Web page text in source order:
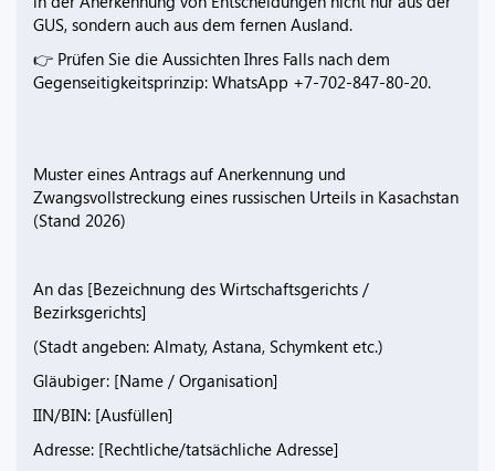
GUS, sondern auch aus dem fernen Ausland.
👉 Prüfen Sie die Aussichten Ihres Falls nach dem
Gegenseitigkeitsprinzip: WhatsApp +7-702-847-80-20.
Muster eines Antrags auf Anerkennung und
Zwangsvollstreckung eines russischen Urteils in Kasachstan
(Stand 2026)
An das [Bezeichnung des Wirtschaftsgerichts /
Bezirksgerichts]
(Stadt angeben: Almaty, Astana, Schymkent etc.)
Gläubiger: [Name / Organisation]
IIN/BIN: [Ausfüllen]
Adresse: [Rechtliche/tatsächliche Adresse]